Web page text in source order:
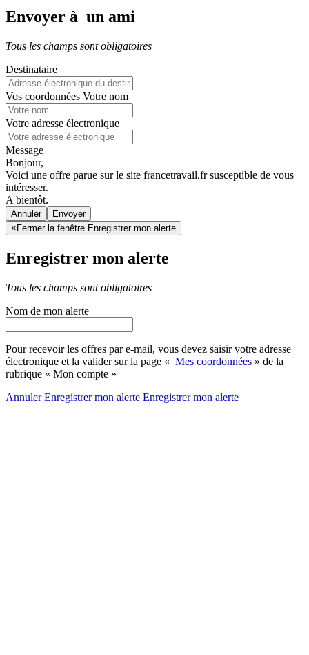
Envoyer à un ami
Tous les champs sont obligatoires
Destinataire
Vos coordonnées Votre nom
Votre adresse électronique
Message
Bonjour,
Voici une offre parue sur le site francetravail.fr susceptible de vous
intéresser.
A bientôt.
Annuler
× Fermer la fenêtre Enregistrer mon alerte
Enregistrer mon alerte
Tous les champs sont obligatoires
Nom de mon alerte
Pour recevoir les offres par e-mail, vous devez saisir votre adresse
électronique et la valider sur la page « Mes coordonnées » de la
rubrique « Mon compte »
AnnulerEnregistrer mon alerte Enregistrermon alerte